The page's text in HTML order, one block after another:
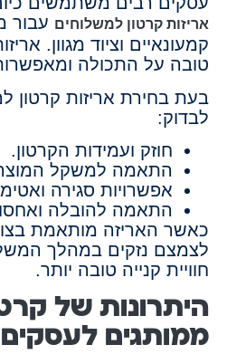
אריזות קרטון למשלוחים עבור
קמעונאיים וציוד מגוון.
טובה על התכולה
בעת בחירת אריזות קרטון
לבדוק:
חוזק ועמידות הקרטון.
התאמה למשקל
אפשרויות סגירה
התאמה להובלה
כאשר האריזה מותאמת
לצמצם נזקים במהלך
חוויית קנייה טובה יותר.
היתרונות של
ממותגים לעסקים